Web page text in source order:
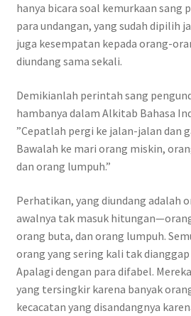
hanya bicara soal kemurkaan sang
para undangan, yang sudah dipilih
juga kesempatan kepada orang-
diundang sama sekali.
Demikianlah perintah sang
hambanya dalam Alkitab Bahasa
”Cepatlah pergi ke jalan-jalan dan
Bawalah ke mari orang miskin,
dan orang lumpuh.”
Perhatikan, yang diundang adalah
awalnya tak masuk
orang buta, dan orang lumpuh.
orang yang sering kali tak dianggap
Apalagi dengan para difabel.
yang tersingkir karena banyak
kecacatan yang disandangnya